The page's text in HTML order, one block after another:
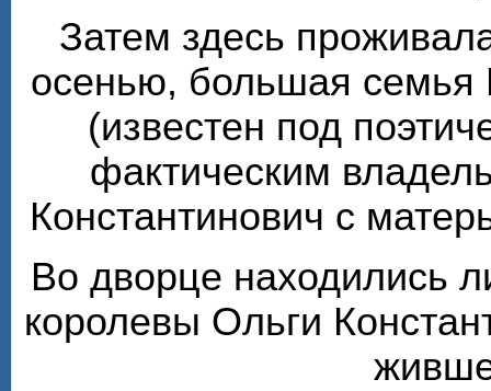
Затем здесь
осенью, большая семья
(известен под
фактическим
Константинович с
Во дворце находились
королевы Ольги